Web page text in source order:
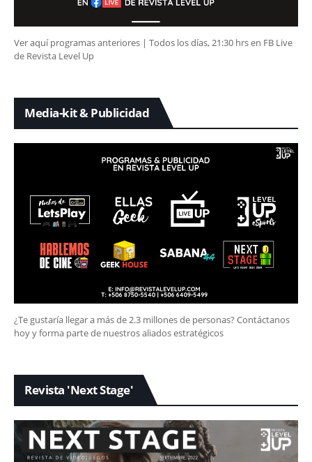
Ver aquí programas anteriores | Todos los días, 21:30 hrs en FB Live
de Revista Level Up
Media-kit & Publicidad
¿Te gustaría llegar a más de 2.3 millones de personas? Contáctanos
hoy y forma parte de nuestros aliados estratégicos
Revista 'Next Stage'